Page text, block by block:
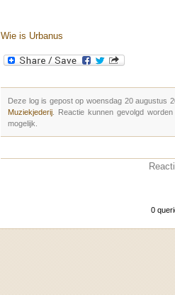
Wie is Urbanus
Deze log is gepost op woensdag 20 augustus
Muziekjederij . Reactie kunnen gevolgd
mogelijk.
0